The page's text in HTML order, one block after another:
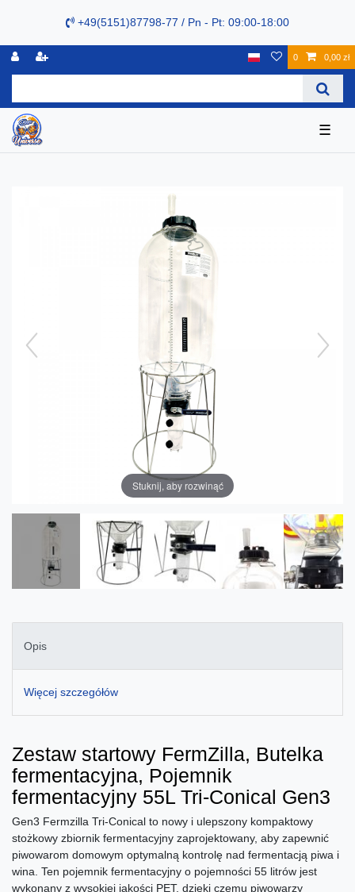
+49(5151)87798-77 / Pn - Pt: 09:00-18:00
0 0,00 zł
☰
Stuknij, aby rozwinąć
Opis
Więcej szczegółów
Zestaw startowy FermZilla, Butelka
fermentacyjna, Pojemnik
fermentacyjny 55L Tri-Conical Gen3
Gen3 Fermzilla Tri-Conical to nowy i ulepszony kompaktowy
stożkowy zbiornik fermentacyjny zaprojektowany, aby zapewnić
piwowarom domowym optymalną kontrolę nad fermentacją piwa i
wina. Ten pojemnik fermentacyjny o pojemności 55 litrów jest
wykonany z wysokiej jakości PET, dzięki czemu piwowarzy